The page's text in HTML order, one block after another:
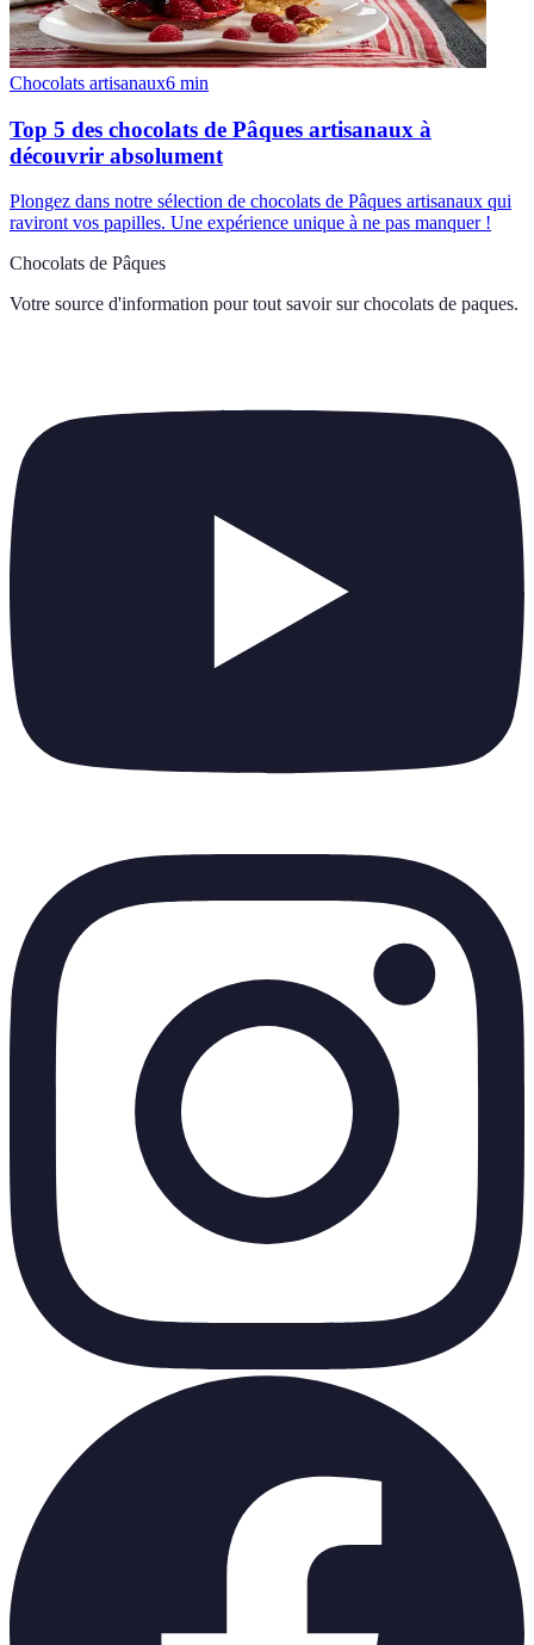
Chocolats artisanaux6 min
Top 5 des chocolats de Pâques artisanaux à
découvrir absolument
Plongez dans notre sélection de chocolats de Pâques artisanaux qui
raviront vos papilles. Une expérience unique à ne pas manquer !
Chocolats de Pâques
Votre source d'information pour tout savoir sur chocolats de paques.